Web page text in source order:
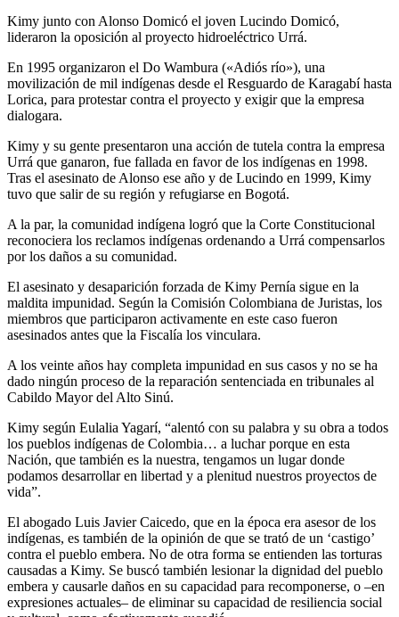
Kimy junto con Alonso Domicó el joven Lucindo Domicó,
lideraron la oposición al proyecto hidroeléctrico Urrá.
En 1995 organizaron el Do Wambura («Adiós río»), una
movilización de mil indígenas desde el Resguardo de Karagabí hasta
Lorica, para protestar contra el proyecto y exigir que la empresa
dialogara.
Kimy y su gente presentaron una acción de tutela contra la empresa
Urrá que ganaron, fue fallada en favor de los indígenas en 1998.
Tras el asesinato de Alonso ese año y de Lucindo en 1999, Kimy
tuvo que salir de su región y refugiarse en Bogotá.
A la par, la comunidad indígena logró que la Corte Constitucional
reconociera los reclamos indígenas ordenando a Urrá compensarlos
por los daños a su comunidad.
El asesinato y desaparición forzada de Kimy Pernía sigue en la
maldita impunidad. Según la Comisión Colombiana de Juristas, los
miembros que participaron activamente en este caso fueron
asesinados antes que la Fiscalía los vinculara.
A los veinte años hay completa impunidad en sus casos y no se ha
dado ningún proceso de la reparación sentenciada en tribunales al
Cabildo Mayor del Alto Sinú.
Kimy según Eulalia Yagarí, “alentó con su palabra y su obra a todos
los pueblos indígenas de Colombia… a luchar porque en esta
Nación, que también es la nuestra, tengamos un lugar donde
podamos desarrollar en libertad y a plenitud nuestros proyectos de
vida”.
El abogado Luis Javier Caicedo, que en la época era asesor de los
indígenas, es también de la opinión de que se trató de un ‘castigo’
contra el pueblo embera. No de otra forma se entienden las torturas
causadas a Kimy. Se buscó también lesionar la dignidad del pueblo
embera y causarle daños en su capacidad para recomponerse, o –en
expresiones actuales– de eliminar su capacidad de resiliencia social